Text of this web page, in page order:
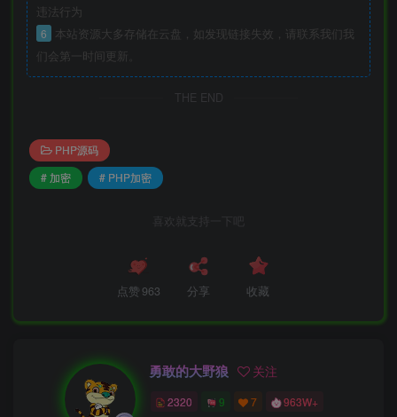
违法行为
6
本站资源大多存储在云盘，如发现链接失效，请联系我们我
们会第一时间更新。
THE END
PHP源码
# 加密
# PHP加密
喜欢就支持一下吧
点赞 963 分享 收藏
勇敢的大野狼 关注
2320 9 7 963W+